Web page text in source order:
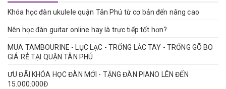
Khóa học đàn ukulele quận Tân Phú từ cơ bản đến nâng cao
Nên học đàn guitar online hay là trực tiếp tốt hơn?
MUA TAMBOURINE - LỤC LẠC - TRỐNG LẮC TAY - TRỐNG GÕ BO
GIÁ RẺ TẠI QUẬN TÂN PHÚ
ƯU ĐÃI KHÓA HỌC ĐÀN MỚI - TẶNG ĐÀN PIANO LÊN ĐẾN
15.000.000Đ